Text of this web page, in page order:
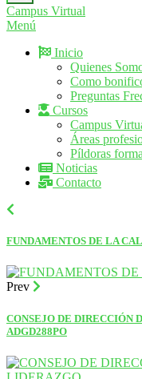
Campus Virtual
Menú
Inicio
Quienes
Como
Preguntas
Cursos
Campus
Áreas
Píldoras
Noticias
Contacto
FUNDAMENTOS DE LA
Prev
CONSEJO DE DIRECCIÓN
ADGD288PO